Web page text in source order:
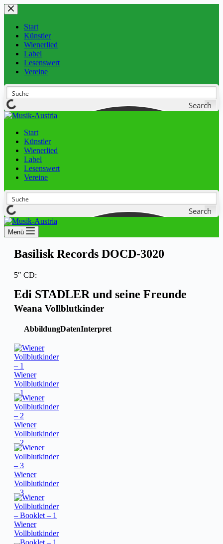
Start
Künstler
Wienerlied
Label
Lesenswert
Vereine
Search
Start
Künstler
Wienerlied
Label
Lesenswert
Vereine
Search
Menü
Basilisk Records DOCD-3020
5″ CD:
Edi STADLER und seine Freunde
Weana Vollblutkinder
AbbildungDatenInterpret
Wiener
Vollblutkinder
– 1
Wiener
Vollblutkinder
– 2
Wiener
Vollblutkinder
– 3
Wiener
Vollblutkinder
– Booklet – 1